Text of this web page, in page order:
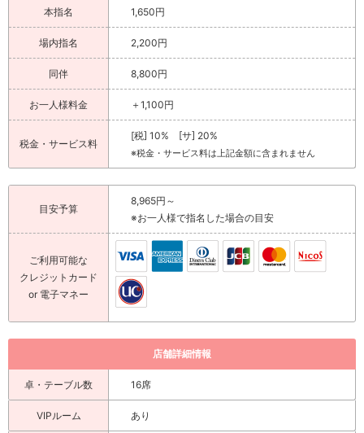
本指名 1,650円
場内指名 2,200円
同伴 8,800円
お一人様料金 ＋1,100円
税金・サービス料
[税] 10% [サ] 20%
※税金・サービス料は上記金額に含まれません
目安予算
8,965円～
※お一人様で指名した場合の目安
ご利用可能な
クレジットカード
or 電子マネー
店舗詳細情報
卓・テーブル数 16席
VIPルーム あり